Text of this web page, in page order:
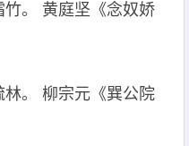
。 黄庭坚《念奴娇
。 柳宗元《巽公院